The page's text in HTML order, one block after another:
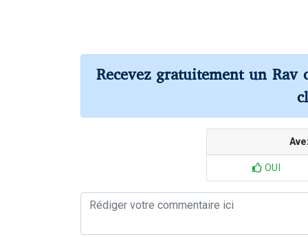
Recevez gratuitement un Rav
OUI